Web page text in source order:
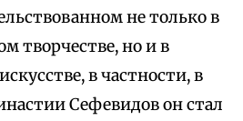
не только в
творчестве, но и в
в частности, в
Сефевидов он стал